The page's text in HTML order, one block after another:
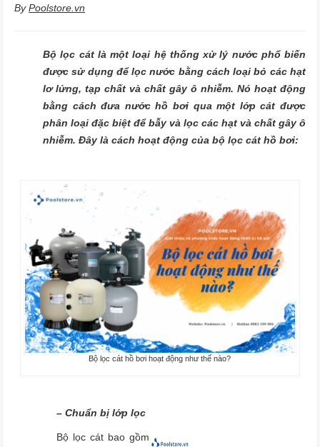
ByPoolstore.vn
Bộ lọc cát là một loại hệ thống xử lý nước phổ biến
được sử dụng để lọc nước bằng cách loại bỏ các hạt
lơ lửng, tạp chất và chất gây ô nhiễm. Nó hoạt động
bằng cách đưa nước hồ bơi qua một lớp cát được
phân loại đặc biệt để bẫy và lọc các hạt và chất gây ô
nhiễm. Đây là cách hoạt động của bộ lọc cát hồ bơi:
Bộ lọc cát hồ bơi hoạt động như thế nào?
– Chuẩn bị lớp lọc
Bộ lọc cát bao gồm